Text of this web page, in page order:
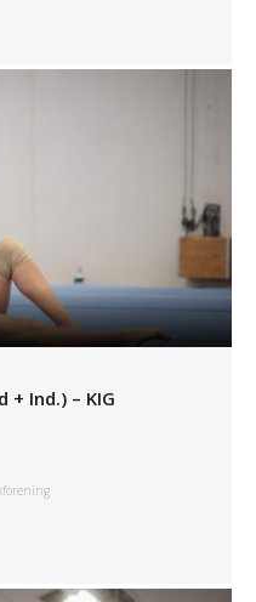
Ind.) – KIG